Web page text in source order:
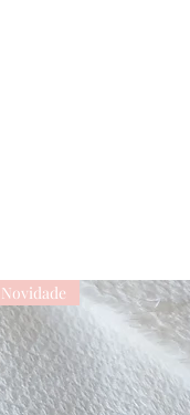
Novidade